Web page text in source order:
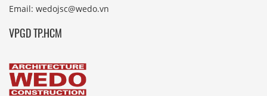
Email: wedojsc@wedo.vn
VPGD TP.HCM